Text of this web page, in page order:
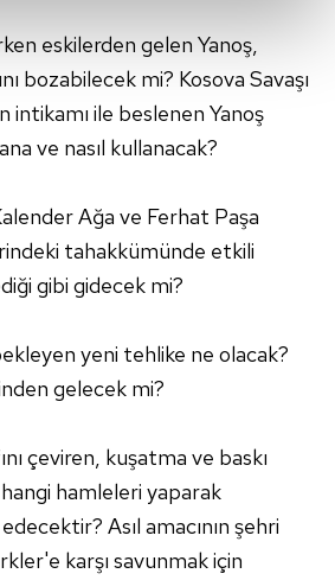
bu çerezlere izin vermedikleri
hedefli reklamlar
üçüncü kişilere ait çerezler
vasıtasıyla çeşitli kişisel
gerekli olan çerezler bilgi
amacıyla
ve sizlere yönelik
yapılması, amaçlarıyla
dahilinde kullanılacaktır.
aşağıda yer alan panel
Çerezlere ilişkin detaylı bilgi
tıklayabilir,Çerez Bilgilendirme
eskilerden gelen Yanoş,
bozabilecek mi? Kosova Savaşı
intikamı ile beslenen Yanoş
ve nasıl kullanacak?
Ağa ve Ferhat Paşa
tahakkümünde etkili
gibi gidecek mi?
yeni tehlike ne olacak?
gelecek mi?
çeviren, kuşatma ve baskı
hamleleri yaparak
Asıl amacının şehri
karşı savunmak için